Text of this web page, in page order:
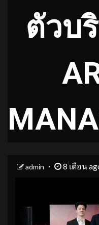
ตัวบ
admin 8 เดือน